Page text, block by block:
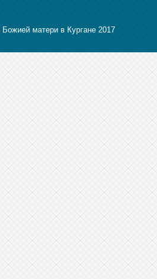
матери в Кургане 2017